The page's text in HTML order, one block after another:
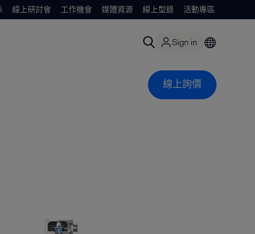
線上研討會 工作機會 媒體資源 線上型錄 活動專區
Sign in
線上詢價